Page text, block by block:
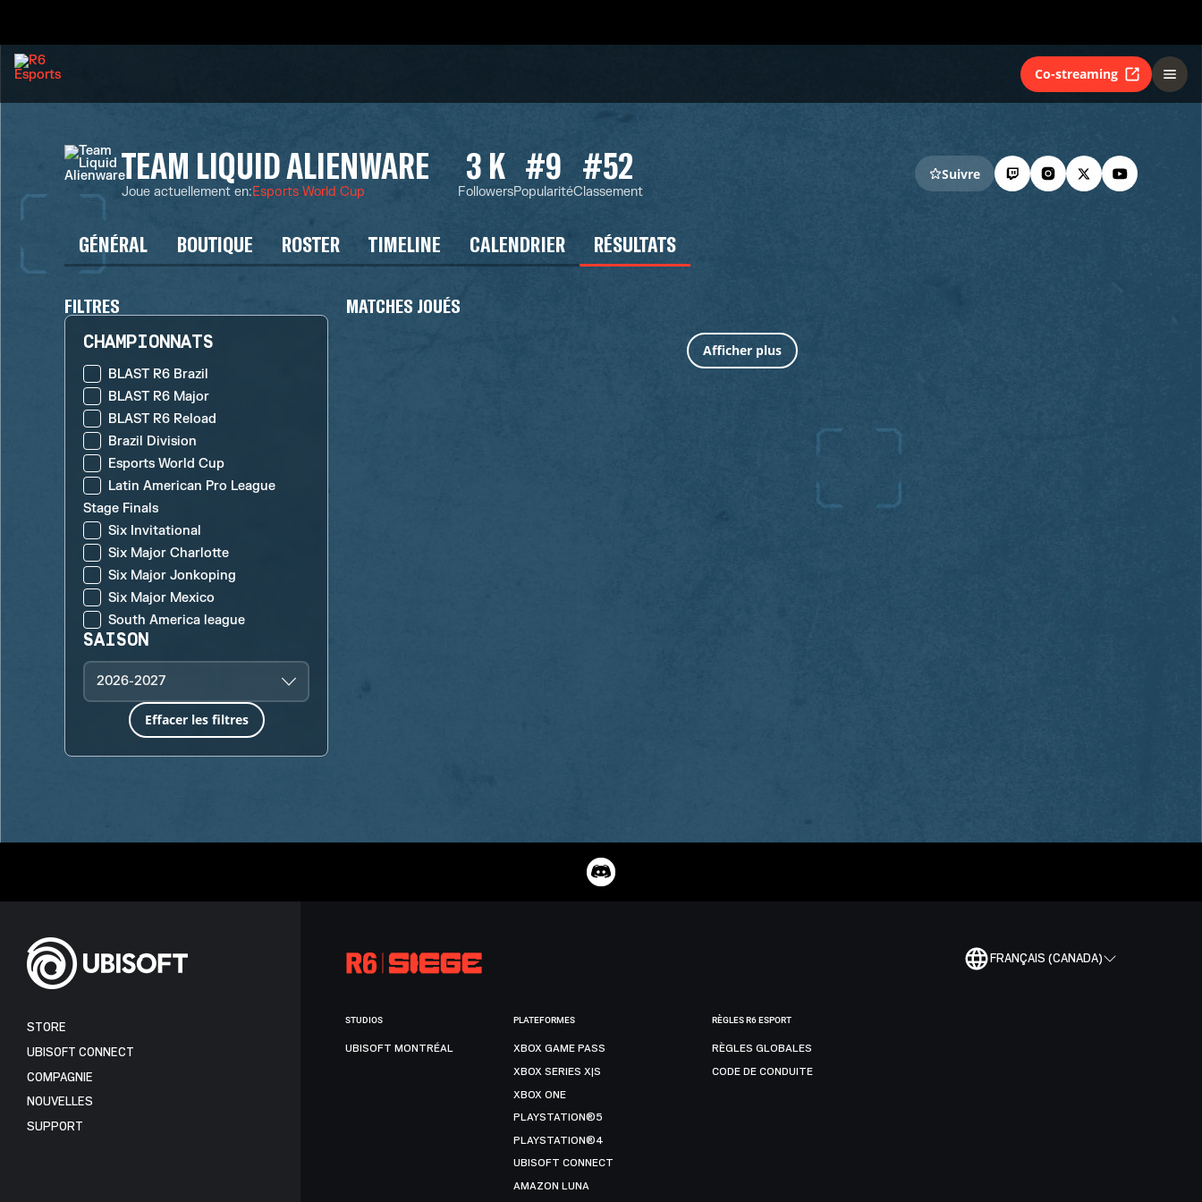
Co-streaming
TEAM LIQUID ALIENWARE
Joue actuellement en:Esports World Cup
3 K
Followers
#9
Popularité
#52
Classement
Suivre
GÉNÉRAL BOUTIQUE ROSTER TIMELINE CALENDRIER RÉSULTATS
FILTRES
CHAMPIONNATS
BLAST R6 Brazil
BLAST R6 Major
BLAST R6 Reload
Brazil Division
Esports World Cup
Latin American Pro League
Stage Finals
Six Invitational
Six Major Charlotte
Six Major Jonkoping
Six Major Mexico
South America league
SAISON
2026-2027
Effacer les filtres
MATCHES JOUÉS
Afficher plus
FRANÇAIS (CANADA)
STORE
UBISOFT CONNECT
COMPAGNIE
NOUVELLES
SUPPORT
STUDIOS
UBISOFT MONTRÉAL
PLATEFORMES
XBOX GAME PASS
XBOX SERIES X|S
XBOX ONE
PLAYSTATION®5
PLAYSTATION®4
UBISOFT CONNECT
AMAZON LUNA
RÈGLES R6 ESPORT
RÈGLES GLOBALES
CODE DE CONDUITE